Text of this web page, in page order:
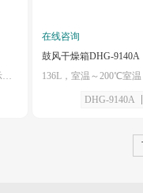
400L，RT+10～200/250℃，液晶显示屏，箱体左侧配有直径为25mm测试孔
在线咨询
鼓风干燥箱DHG-9140A
DHG-9140A